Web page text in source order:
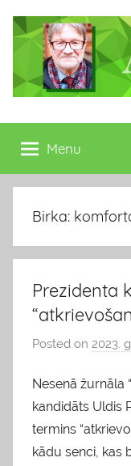
content
Atis
Lejiņš
13.
Saeimas
deputāts
Menu
Birka:
Prezidenta
Posted on 2023.
Nesenā žurnāla
kandidāts Uldis
termins
kādu senci, kas